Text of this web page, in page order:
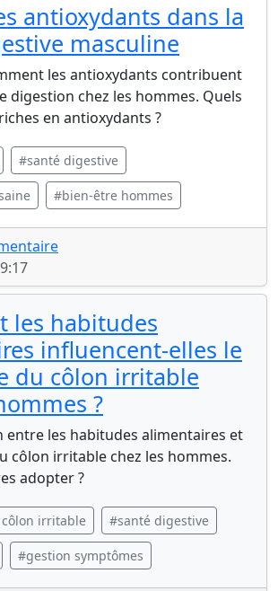
antioxydants dans la
masculine
les antioxydants contribuent
digestion chez les hommes. Quels
en antioxydants ?
#santé digestive
#bien-être hommes
les habitudes
influencent-elles le
du côlon irritable
?
entre les habitudes alimentaires et
côlon irritable chez les hommes.
adopter ?
irritable #santé digestive
#gestion symptômes